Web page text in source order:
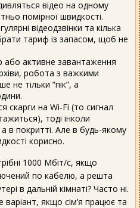
відео на одному
помірної швидкості.
відеодзвінки та кілька
тариф із запасом, щоб не
або активне завантаження
робота з важкими
не тільки “пік”, а
скарги на Wi‑Fi (то сигнал
тоді інколи
в покритті. Але в будь-якому
корисно.
1000 Мбіт/с, якщо
по кабелю, а решта
в дальній кімнаті? Часто ні.
варіант, якщо сім’я працює та